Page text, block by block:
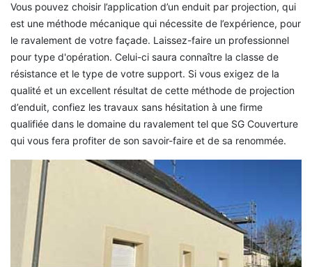
Vous pouvez choisir l’application d’un enduit par projection, qui
est une méthode mécanique qui nécessite de l’expérience, pour
le ravalement de votre façade. Laissez-faire un professionnel
pour type d'opération. Celui-ci saura connaître la classe de
résistance et le type de votre support. Si vous exigez de la
qualité et un excellent résultat de cette méthode de projection
d’enduit, confiez les travaux sans hésitation à une firme
qualifiée dans le domaine du ravalement tel que SG Couverture
qui vous fera profiter de son savoir-faire et de sa renommée.